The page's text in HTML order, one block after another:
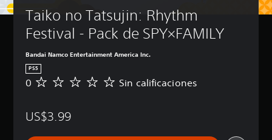
Taiko no Tatsujin: Rhythm
Festival - Pack de SPY×FAMILY
Bandai Namco Entertainment America Inc.
PS5
S
c
0 Sin calificaciones
US$3.99